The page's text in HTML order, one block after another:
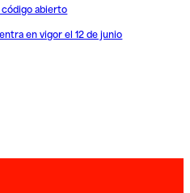
abierto
en vigor el 12 de junio